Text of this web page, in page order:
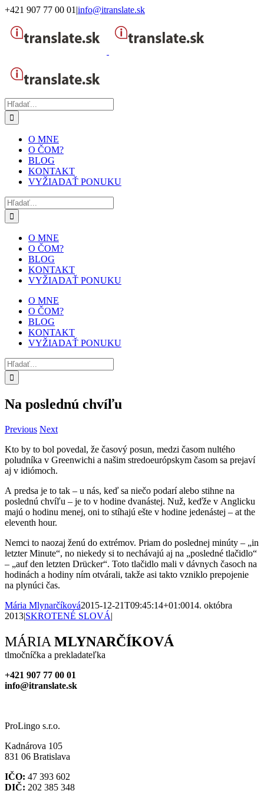
Skip
content
+421 907 77 00 01 |info@itranslate.sk
Hľadať:
O MNE
O ČOM?
BLOG
KONTAKT
VYŽIADAŤ PONUKU
Hľadať:
O MNE
O ČOM?
BLOG
KONTAKT
VYŽIADAŤ PONUKU
O MNE
O ČOM?
BLOG
KONTAKT
VYŽIADAŤ PONUKU
Hľadať:
Na poslednú chvíľu
Previous Next
Kto by to bol povedal, že časový posun, medzi časom nultého
poludníka v Greenwichi a našim stredoeurópskym časom sa prejaví
aj v idiómoch.
A predsa je to tak – u nás, keď sa niečo podarí alebo stihne na
poslednú chvíľu – je to v hodine dvanástej. Nuž, keďže v Anglicku
majú o hodinu menej, oni to stíhajú ešte v hodine jedenástej – at the
eleventh hour.
Nemci to naozaj ženú do extrémov. Priam do poslednej minúty – „in
letzter Minute“, no niekedy si to nechávajú aj na „posledné tlačidlo“
– „auf den letzten Drücker“. Toto tlačidlo mali v dávnych časoch na
hodinách a hodiny ním otvárali, takže asi takto vzniklo prepojenie
na plynúci čas.
Mária Mlynarčíková2015-12-21T09:45:14+01:0014. októbra
2013|SKROTENÉ SLOVÁ|
Facebook
X
Reddit
LinkedIn
WhatsApp
Tumblr
Pinterest
Vk
Xing
Email
MÁRIA MLYNARČÍKOVÁ
tlmočníčka a prekladateľka
+421 907 77 00 01
info@itranslate.sk
ProLingo s.r.o.
Kadnárova 105
831 06 Bratislava
IČO: 47 393 602
DIČ: 202 385 348